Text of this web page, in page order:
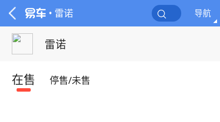
• 雷诺 导航
雷诺
在售 停售/未售